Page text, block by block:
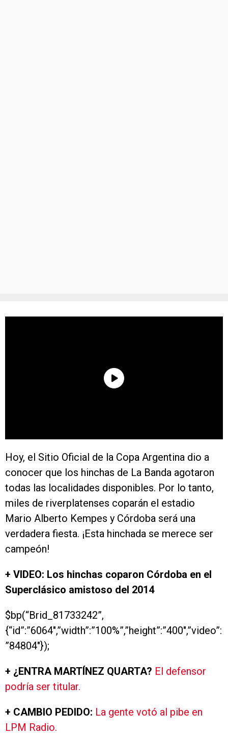
Hoy, el Sitio Oficial de la Copa Argentina dio a
conocer que los hinchas de La Banda agotaron
todas las localidades disponibles. Por lo tanto,
miles de riverplatenses coparán el estadio
Mario Alberto Kempes y Córdoba será una
verdadera fiesta. ¡Esta hinchada se merece ser
campeón!
+ VIDEO: Los hinchas coparon Córdoba en el
Superclásico amistoso del 2014
$bp(“Brid_81733242”,
{“id”:”6064″,”width”:”100%”,”height”:”400″,”video”:
”84804″});
+ ¿ENTRA MARTÍNEZ QUARTA? El defensor
podría ser titular.
+ CAMBIO PEDIDO: La gente votó al pibe en
LPM Radio.